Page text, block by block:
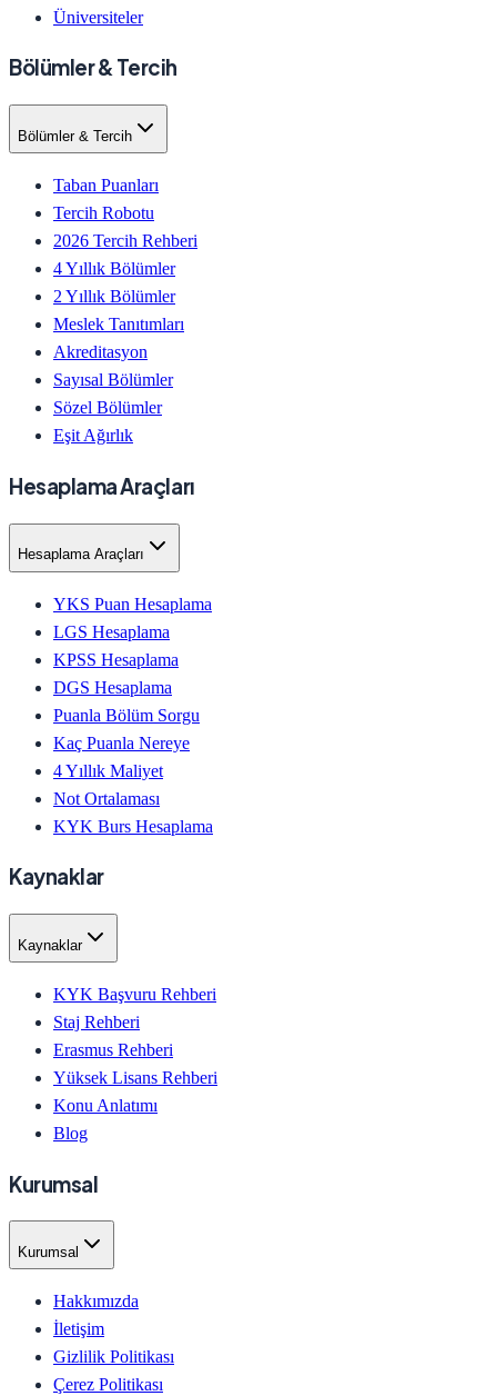
Üniversiteler
Bölümler & Tercih
Bölümler & Tercih
Taban Puanları
Tercih Robotu
2026 Tercih Rehberi
4 Yıllık Bölümler
2 Yıllık Bölümler
Meslek Tanıtımları
Akreditasyon
Sayısal Bölümler
Sözel Bölümler
Eşit Ağırlık
Hesaplama Araçları
Hesaplama Araçları
YKS Puan Hesaplama
LGS Hesaplama
KPSS Hesaplama
DGS Hesaplama
Puanla Bölüm Sorgu
Kaç Puanla Nereye
4 Yıllık Maliyet
Not Ortalaması
KYK Burs Hesaplama
Kaynaklar
Kaynaklar
KYK Başvuru Rehberi
Staj Rehberi
Erasmus Rehberi
Yüksek Lisans Rehberi
Konu Anlatımı
Blog
Kurumsal
Kurumsal
Hakkımızda
İletişim
Gizlilik Politikası
Çerez Politikası